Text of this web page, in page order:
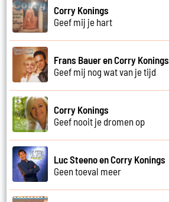
Corry Konings
Geef mij je hart
Frans Bauer en Corry Konings
Geef mij nog wat van je tijd
Corry Konings
Geef nooit je dromen op
Luc Steeno en Corry Konings
Geen toeval meer